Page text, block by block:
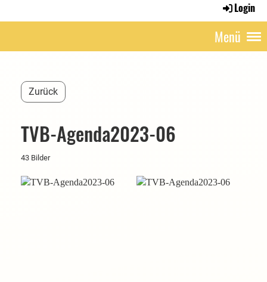
Login
Menü
Zurück
TVB-Agenda2023-06
43 Bilder